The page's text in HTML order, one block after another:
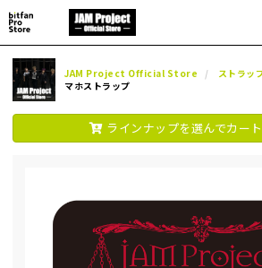
JAM Project Official Store ストラッ
マホストラップ
ラインナップを選んでカー